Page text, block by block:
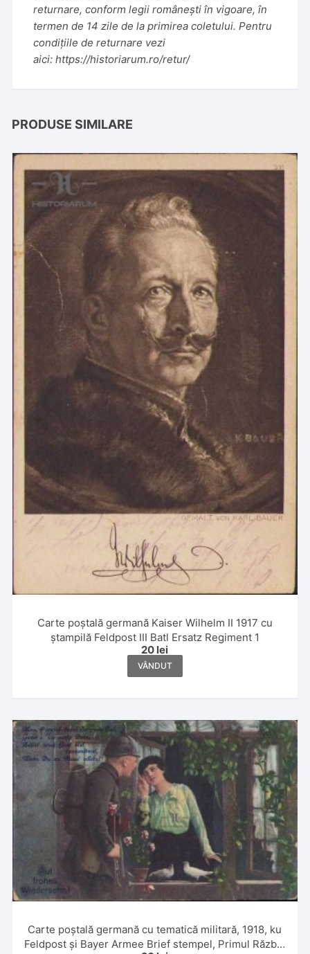
returnare, conform legii românești în vigoare, în
termen de 14 zile de la primirea coletului. Pentru
condițiile de returnare vezi
aici:https://historiarum.ro/retur/
PRODUSE SIMILARE
Carte poștală germană Kaiser Wilhelm II 1917 cu
ștampilă Feldpost III Batl Ersatz Regiment 1
20 lei
VÂNDUT
Carte poștală germană cu tematică militară, 1918, ku
Feldpost și Bayer Armee Brief stempel, Primul Război